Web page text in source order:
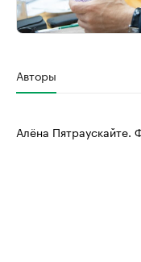
Авторы
Алёна Пятраускайте.